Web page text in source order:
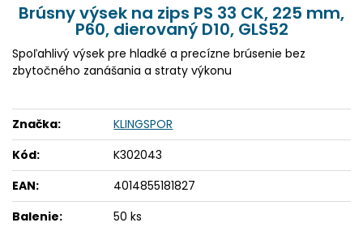
Brúsny výsek na zips PS 33 CK, 225 mm,
P60, dierovaný D10, GLS52
Spoľahlivý výsek pre hladké a precízne brúsenie bez
zbytočného zanášania a straty výkonu
Značka:
KLINGSPOR
Kód:
K302043
EAN:
4014855181827
Balenie:
50 ks